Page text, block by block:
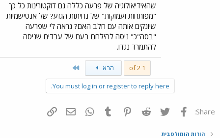
שהאידיאולוגיה של פרעה כללה גם דוקטורינות כל כך
"מפותחות ועמוקות" של נחיתות הגזע? של אנטישמיות
שיונקים אותה עם חלב האם? נראה לי שפרעה
"בסה"כ" ניסה להילחם בעם של עבדים שניסה
להתמרד נגדו.
1 of 2 הבא
You must log in or register to reply here.
Share: פייסבוק Twitter
Reddit
Pinterest
Tumblr
WhatsAppדואר אלקטרוני
הורות הומולסבית